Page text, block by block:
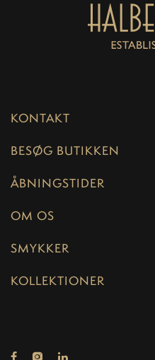
KONTAKT
BESØG BUTIKKEN
ÅBNINGSTIDER
OM OS
SMYKKER
KOLLEKTIONER